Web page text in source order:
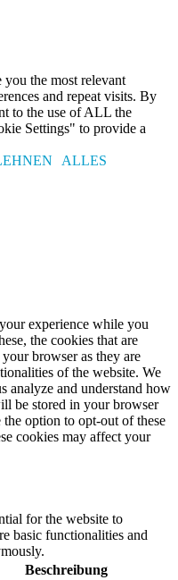
the most relevant
and repeat visits. By
to the use of ALL the
Settings" to provide a
ALLES
experience while you
the cookies that are
browser as they are
of the website. We
analyze and understand how
be stored in your browser
option to opt-out of these
cookies may affect your
for the website to
basic functionalities and
Beschreibung